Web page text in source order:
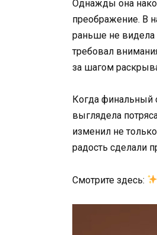
Однажды она
преображение. В
раньше не
требовал
за шагом
Когда финальный
выглядела
изменил не
радость сделали
Смотрите здесь: